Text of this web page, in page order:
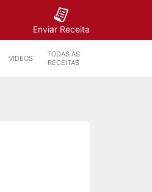
Enviar Receita
VIDEOS
TODAS AS
RECEITAS